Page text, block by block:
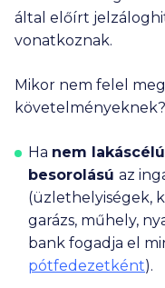
által előírt
vonatkoznak.
Mikor nem felel
követelményeknek?
Ha nem lakáscélú
besorolású az
(üzlethelyiségek,
garázs, műhely,
bank fogadja el
pótfedezetként).